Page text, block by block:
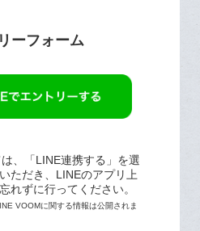
ーフォーム
、「LINE連携する」を選
ただき、LINEのアプリ上
れずに行ってください。
VOOMに関する情報は公開されま